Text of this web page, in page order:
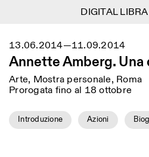
Menu
Calendario
Ricerca
Residenze
Information
ISTITUTO SVIZZERO
ROMA
Filtri
Arte
Luogo
13.06.2014—11.09.2014
Annette Amberg.
Arte, Mostra personale, Roma
Prorogata fino al 18 ottobre
Introduzione Azioni
DIGITAL
DIGITAL